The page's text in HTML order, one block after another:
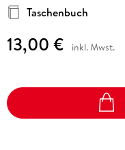
Taschenbuch
13,00 € inkl. Mwst.